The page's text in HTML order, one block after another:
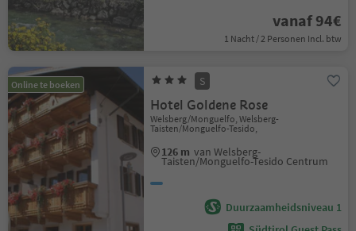
vanaf 94€
1 Nacht / 2 Personen Incl. btw
Online te boeken S
Hotel Goldene Rose
Welsberg/Monguelfo, Welsberg-
Taisten/Monguelfo-Tesido,
126 m van Welsberg-
Taisten/Monguelfo-Tesido Centrum
Duurzaamheidsniveau 1